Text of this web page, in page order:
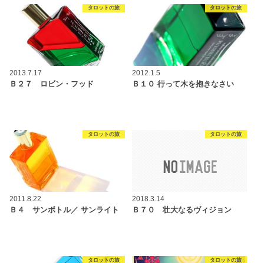
タロットの旅
2013.7.17
Ｂ２７ ロビン・フッド
タロットの旅
2012.1.5
Ｂ１０ 行って木を抱きなさい
タロットの旅
2011.8.22
Ｂ４ サンボトル／ サンライト
タロットの旅
2018.3.14
Ｂ７０ 壮大なるヴィジョン
タロットの旅 タロットの旅